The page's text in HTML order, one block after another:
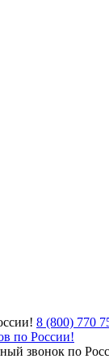
8 (800) 770
по России!
звонок по